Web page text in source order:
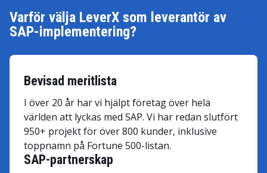
Varför välja LeverX som leverantör av
SAP-implementering?
Bevisad meritlista
I över 20 år har vi hjälpt företag över hela
världen att lyckas med SAP. Vi har redan slutfört
950+ projekt för över 800 kunder, inklusive
toppnamn på Fortune 500-listan.
SAP-partnerskap